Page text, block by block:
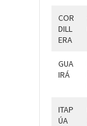
COR
DILL
ERA
GUA
IRÁ
ITAP
ÚA